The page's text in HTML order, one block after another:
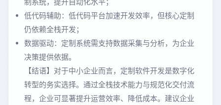
低代码辅助：低代码平台加速开发效率，但核心定制
仍依赖全栈开发；
数据驱动：定制系统需支持数据采集与分析，为企业
决策提供依据。
【结语】对于中小企业而言，定制软件开发是数字化
转型的务实选择。通过全栈技术能力与规范化交付流
程，企业可显著提升运营效率、降低成本。建议企业